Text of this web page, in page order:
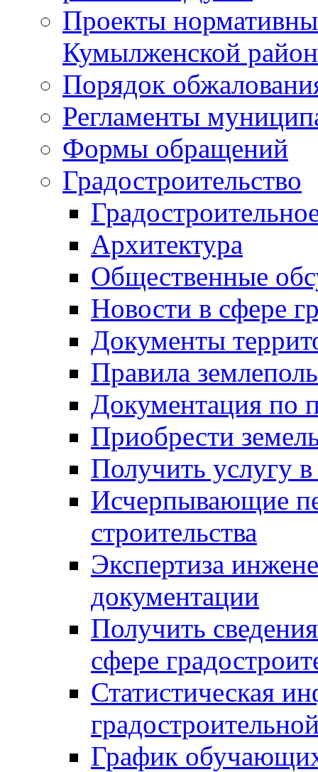
Проекты
Кумылженской
Порядок
Регламенты
Формы обращений
Градостроительство
Архитектура
Общественные
Новости в сфере
Документы
Правила
Документация по
Приобрести
Получить услугу в
Исчерпывающие
строительства
Экспертиза
документации
Получить
сфере
Статистическая
График